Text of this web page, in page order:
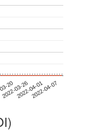
20
2022-03-262022-04-012022-04-07